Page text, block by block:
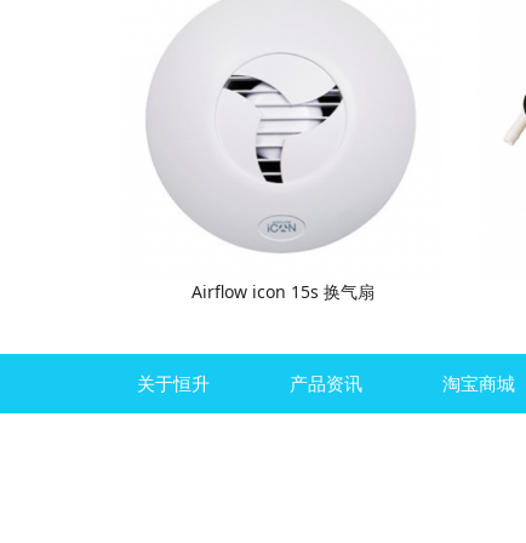
Airflow icon 15s 换气扇
关于恒升 产品资讯 淘宝商城